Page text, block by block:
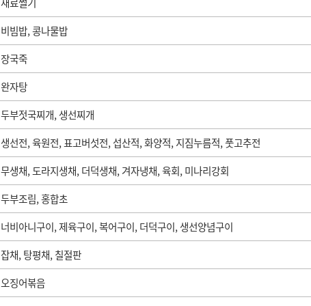
비빔밥, 콩나물밥
장국죽
완자탕
두부젓국찌개, 생선찌개
생선전, 육원전, 표고버섯전, 섭산적, 화양적, 지짐누름적, 풋고추전
무생채, 도라지생채, 더덕생채, 겨자냉채, 육회, 미나리강회
두부조림, 홍합초
너비아니구이, 제육구이, 복어구이, 더덕구이, 생선양념구이
잡채, 탕평채, 칠절판
오징어볶음